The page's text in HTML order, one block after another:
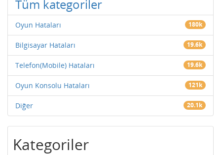
Tüm kategoriler
Oyun Hataları 180k
Bilgisayar Hataları 19.6k
Telefon(Mobile) Hataları 19.6k
Oyun Konsolu Hataları 121k
Diğer 20.1k
Kategoriler